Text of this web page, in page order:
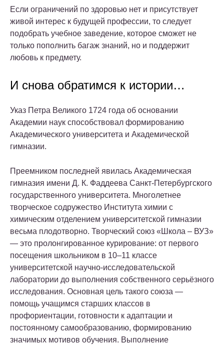
Если ограничений по здоровью нет и присутствует
живой интерес к будущей профессии, то следует
подобрать учебное заведение, которое сможет не
только пополнить багаж знаний, но и поддержит
любовь к предмету.
И снова обратимся к истории…
Указ Петра Великого 1724 года об основании
Академии наук способствовал формированию
Академического университета и Академической
гимназии.
Преемником последней явилась Академическая
гимназия имени Д. К. Фаддеева Санкт-Петербургского
государственного университета. Многолетнее
творческое содружество Института химии с
химическим отделением университетской гимназии
весьма плодотворно. Творческий союз «Школа – ВУЗ»
— это пролонгированное курирование: от первого
посещения школьником в 10–11 классе
университетской научно-исследовательской
лаборатории до выполнения собственного серьёзного
исследования. Основная цель такого союза —
помощь учащимся старших классов в
профориентации, готовности к адаптации и
постоянному самообразованию, формированию
значимых мотивов обучения. Выполнение